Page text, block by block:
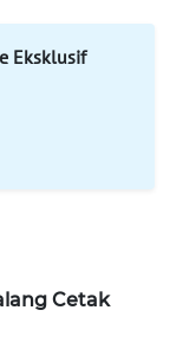
Eksklusif
Cetak